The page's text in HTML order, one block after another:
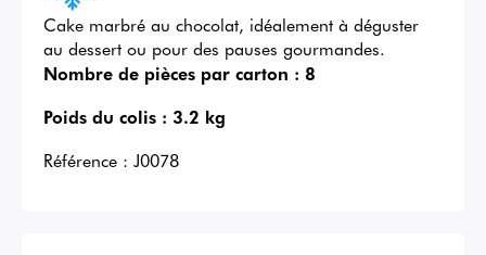
Cake marbré au chocolat, idéalement à déguster
au dessert ou pour des pauses gourmandes.
Nombre de pièces par carton : 8
Poids du colis : 3.2 kg
Référence : J0078